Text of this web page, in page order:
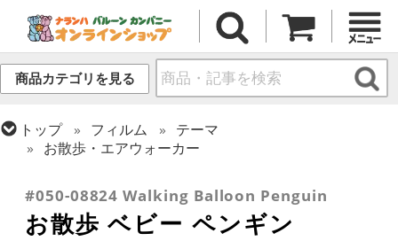
商品カテゴリを見る
トップ フィルム
テーマ
お散歩・エアウォーカー
#050-08824 Walking Balloon Penguin
お散歩 ベビー ペンギン